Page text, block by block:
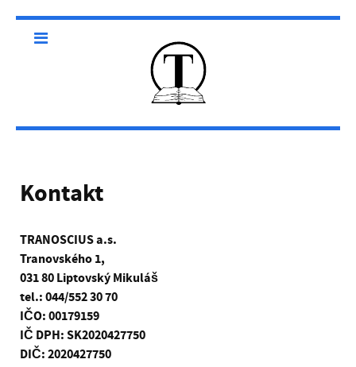
Kontakt
TRANOSCIUS a.s.
Tranovského 1,
031 80 Liptovský Mikuláš
tel.: 044/552 30 70
IČO: 00179159
IČ DPH: SK2020427750
DIČ: 2020427750